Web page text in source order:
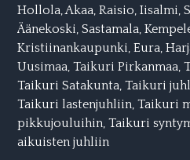
Hollola,Akaa,Raisio,Iisalmi,
Äänekoski,Sastamala,
Kristiinankaupunki,Eura,
Uusimaa,Taikuri Pirkanmaa,
Taikuri Satakunta,Taikuri
Taikuri lastenjuhliin,Taikuri
pikkujouluihin,Taikuri
aikuisten juhliin